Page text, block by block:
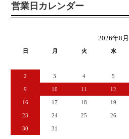
営業日カレンダー
2026年8月
日 月 火 水
2 3 4 5
9 10 11 12
16 17 18 19
23 24 25 26
30 31